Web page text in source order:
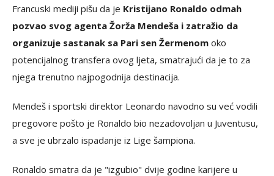
Francuski mediji pišu da je Kristijano Ronaldo odmah
pozvao svog agenta Žorža Mendeša i zatražio da
organizuje sastanak sa Pari sen Žermenom oko
potencijalnog transfera ovog ljeta, smatrajući da je to za
njega trenutno najpogodnija destinacija.
Mendeš i sportski direktor Leonardo navodno su već vodili
pregovore pošto je Ronaldo bio nezadovoljan u Juventusu,
a sve je ubrzalo ispadanje iz Lige šampiona.
Ronaldo smatra da je "izgubio" dvije godine karijere u